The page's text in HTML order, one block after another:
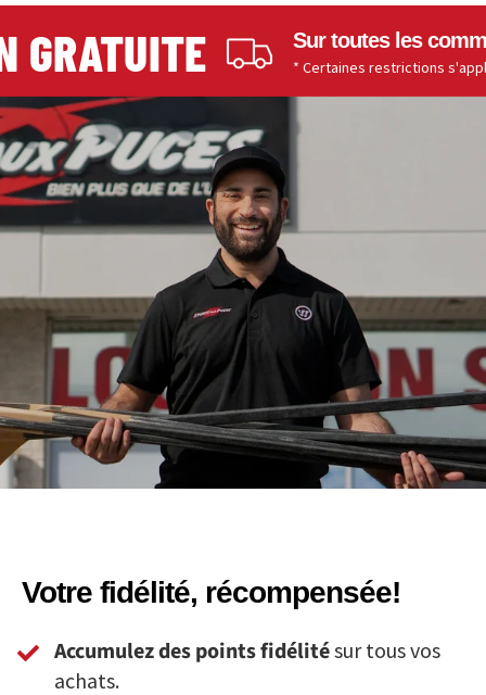
Sur toutes les
* Certaines restrictions
Votre fidélité, récompensée!
Accumulez des points fidélitésur tous vos
achats.